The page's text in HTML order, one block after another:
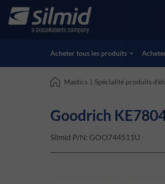
main
Accessories
Essais non destructifs (NDT)
Voir tous les produits
Acheter tous les produits
Mastics | Spécialité produits
Goodrich
Silmid P/N: GOO744511U